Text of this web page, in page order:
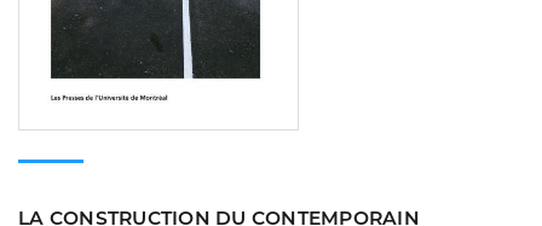
LA CONSTRUCTION DU CONTEMPORAIN